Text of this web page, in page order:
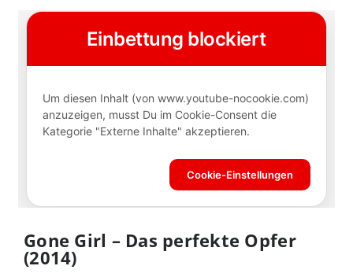
Gone Girl – Das perfekte Opfer
(2014)